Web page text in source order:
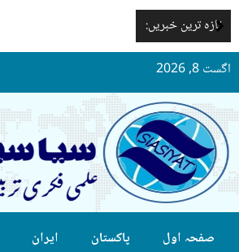
تازہ ترین خبریں:
اگست 8, 2026
صفحہ اول پاکستان ایران